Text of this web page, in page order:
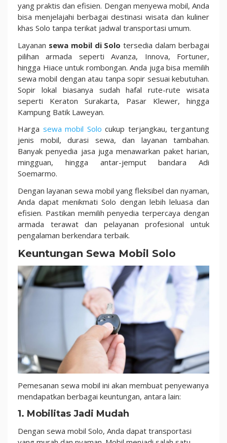
yang praktis dan efisien. Dengan menyewa mobil, Anda
bisa menjelajahi berbagai destinasi wisata dan kuliner
khas Solo tanpa terikat jadwal transportasi umum.
Layanan sewa mobil di Solo tersedia dalam berbagai
pilihan armada seperti Avanza, Innova, Fortuner,
hingga Hiace untuk rombongan. Anda juga bisa memilih
sewa mobil dengan atau tanpa sopir sesuai kebutuhan.
Sopir lokal biasanya sudah hafal rute-rute wisata
seperti Keraton Surakarta, Pasar Klewer, hingga
Kampung Batik Laweyan.
Harga sewa mobil Solo cukup terjangkau, tergantung
jenis mobil, durasi sewa, dan layanan tambahan.
Banyak penyedia jasa juga menawarkan paket harian,
mingguan, hingga antar-jemput bandara Adi
Soemarmo.
Dengan layanan sewa mobil yang fleksibel dan nyaman,
Anda dapat menikmati Solo dengan lebih leluasa dan
efisien. Pastikan memilih penyedia terpercaya dengan
armada terawat dan pelayanan profesional untuk
pengalaman berkendara terbaik.
Keuntungan Sewa Mobil Solo
Pemesanan sewa mobil ini akan membuat penyewanya
mendapatkan berbagai keuntungan, antara lain:
1. Mobilitas Jadi Mudah
Dengan sewa mobil Solo, Anda dapat transportasi